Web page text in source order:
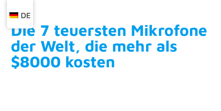
Die 7 teuersten Mikrofone
der Welt, die mehr als
$8000 kosten
DE